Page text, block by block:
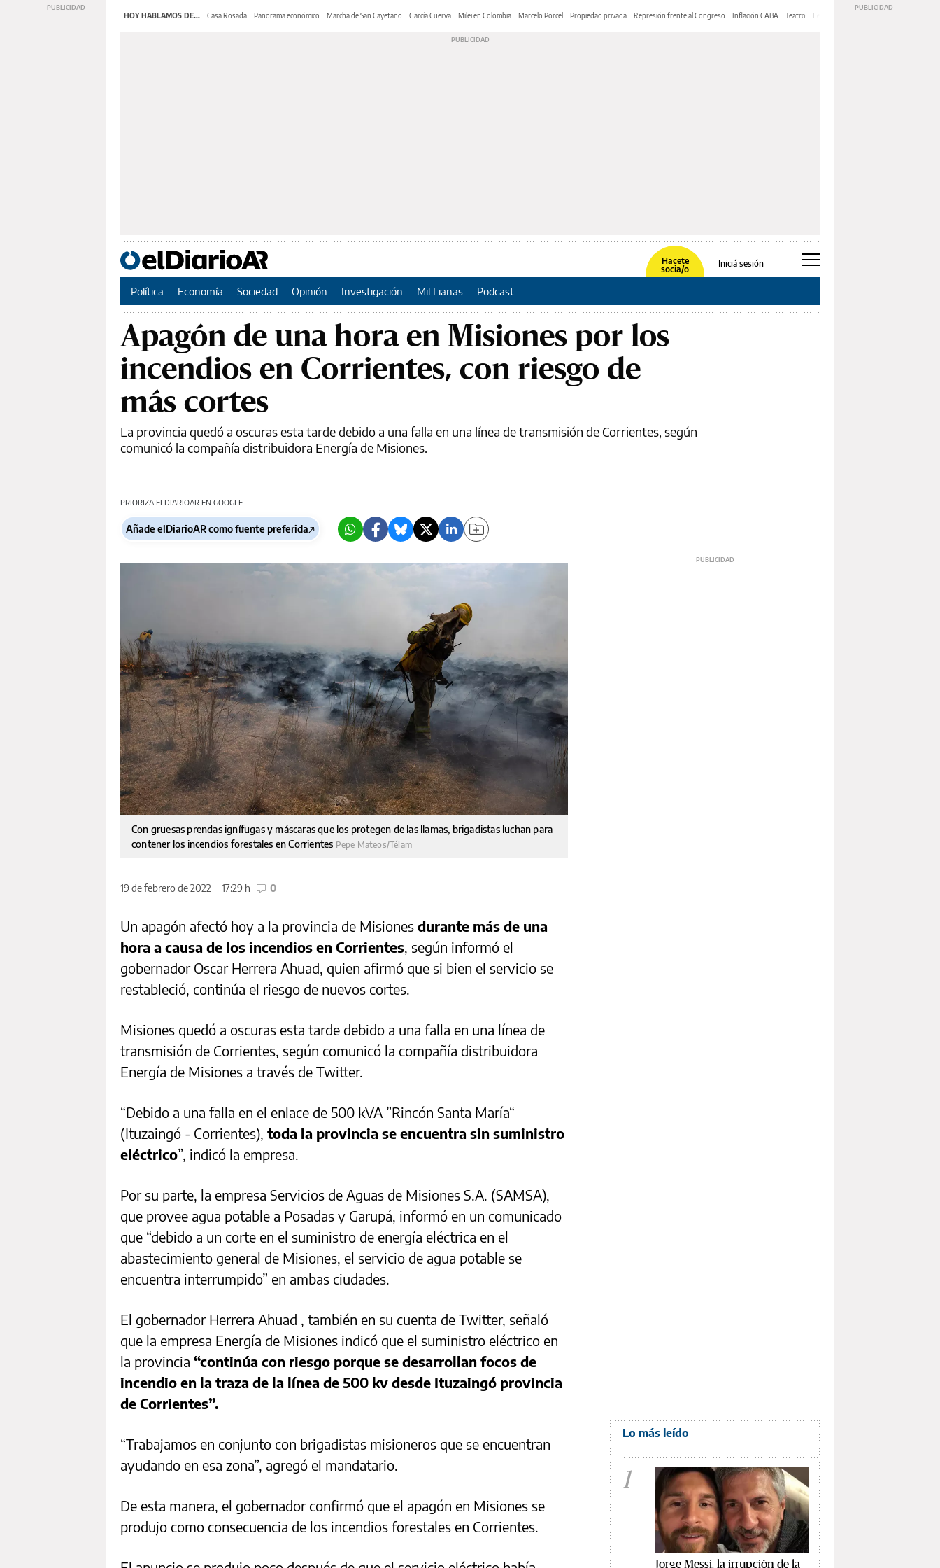
HOY HABLAMOS DE... Casa Rosada Panorama económico Marcha de San Cayetano García Cuerva Milei en Colombia Marcelo Porcel Propiedad privada Represión frente al Congreso Inflación CABA Teatro Feria de Editores
Hacete
socia/o
Iniciá sesión
Política Economía Sociedad Opinión Investigación Mil Lianas Podcast
Apagón de una hora en Misiones por los
incendios en Corrientes, con riesgo de
más cortes
La provincia quedó a oscuras esta tarde debido a una falla en una línea de transmisión de Corrientes, según
comunicó la compañía distribuidora Energía de Misiones.
PRIORIZA ELDIARIOAR EN GOOGLE
Añade elDiarioAR como fuente preferida
Con gruesas prendas ignífugas y máscaras que los protegen de las llamas, brigadistas luchan para
contener los incendios forestales en Corrientes Pepe Mateos/Télam
19 de febrero de 2022 17:29 h 0
Un apagón afectó hoy a la provincia de Misiones durante más de una
hora a causa de los incendios en Corrientes, según informó el
gobernador Oscar Herrera Ahuad, quien afirmó que si bien el servicio se
restableció, continúa el riesgo de nuevos cortes.
Misiones quedó a oscuras esta tarde debido a una falla en una línea de
transmisión de Corrientes, según comunicó la compañía distribuidora
Energía de Misiones a través de Twitter.
“Debido a una falla en el enlace de 500 kVA ”Rincón Santa María“
(Ituzaingó - Corrientes), toda la provincia se encuentra sin suministro
eléctrico”, indicó la empresa.
Por su parte, la empresa Servicios de Aguas de Misiones S.A. (SAMSA),
que provee agua potable a Posadas y Garupá, informó en un comunicado
que “debido a un corte en el suministro de energía eléctrica en el
abastecimiento general de Misiones, el servicio de agua potable se
encuentra interrumpido” en ambas ciudades.
El gobernador Herrera Ahuad , también en su cuenta de Twitter, señaló
que la empresa Energía de Misiones indicó que el suministro eléctrico en
la provincia “continúa con riesgo porque se desarrollan focos de
incendio en la traza de la línea de 500 kv desde Ituzaingó provincia
de Corrientes”.
“Trabajamos en conjunto con brigadistas misioneros que se encuentran
ayudando en esa zona”, agregó el mandatario.
De esta manera, el gobernador confirmó que el apagón en Misiones se
produjo como consecuencia de los incendios forestales en Corrientes.
Lo más leído
1
Jorge Messi, la irrupción de la